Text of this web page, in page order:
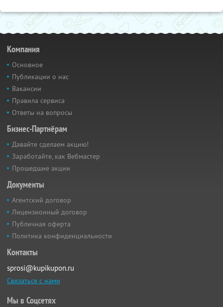
Компания
Основное
Публикации о нас
Вакансии
Правила сервиса
Ответы на вопросы
Бизнес-Партнёрам
Давайте сделаем акцию!
Заработайте, как Вебмастер
Прошедшие акции
Документы
Агентский договор
Лицензионный договор
Публичная оферта
Политика конфиденциальности
Контакты
sprosi@kupikupon.ru
Связаться с нами
Мы в Соцсетях